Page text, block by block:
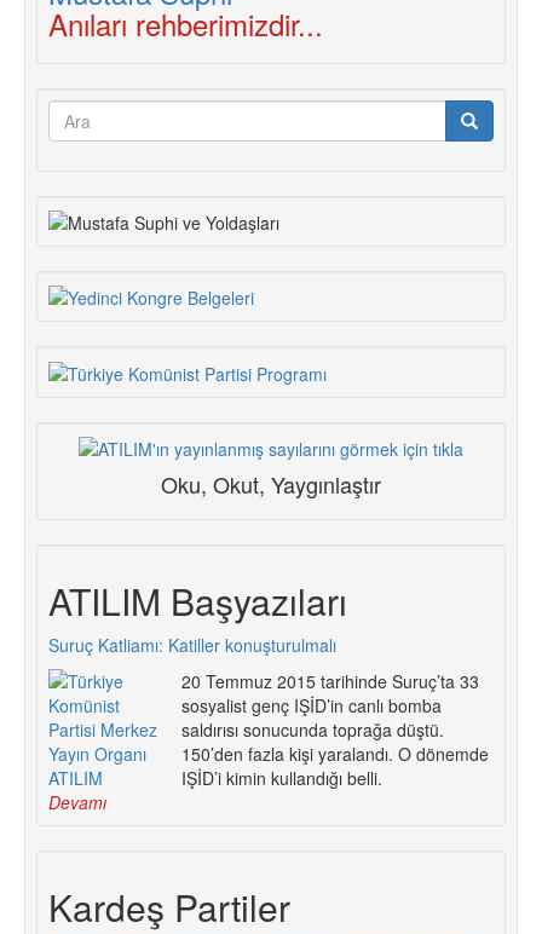
Anıları rehberimizdir...
Arama
Oku, Okut, Yaygınlaştır
ATILIM Başyazıları
Suruç Katliamı: Katiller konuşturulmalı
20 Temmuz 2015 tarihinde Suruç’ta 33
sosyalist genç IŞİD’in canlı bomba
saldırısı sonucunda toprağa düştü.
150’den fazla kişi yaralandı. O dönemde
IŞİD’i kimin kullandığı belli.
Devamı
Kardeş Partiler